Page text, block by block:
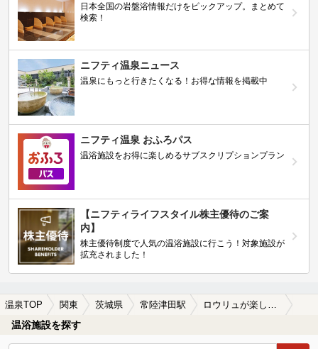
日本全国の岩盤浴情報だけをピックアップ。まとめて
検索！
ニフティ温泉ニュース
温泉にもっと行きたくなる！お得な情報を掲載中
ニフティ温泉 おふろパス
温浴施設をお得に楽しめるサブスクリプションプラン
【ニフティライフスタイル株主優待のご案
内】
株主優待制度で人気の温浴施設に行こう！対象施設が
拡充されました！
温泉TOP 関東 茨城県 常陸津田駅
温浴施設を探す